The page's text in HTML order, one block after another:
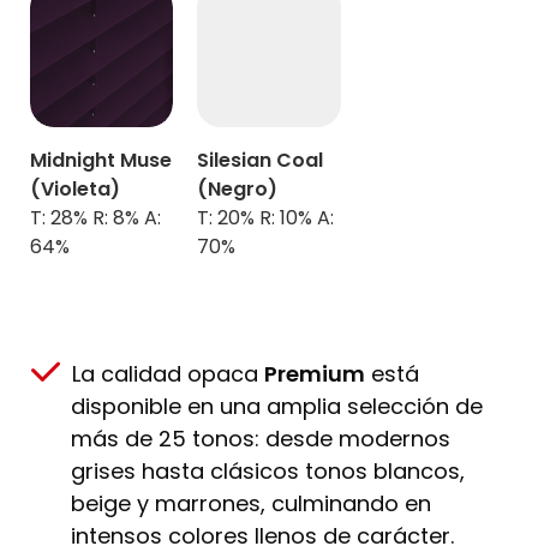
Midnight Muse
(Violeta)
T: 28% R: 8% A:
64%
Silesian Coal
(Negro)
T: 20% R: 10% A:
70%
La calidad opaca Premium está
disponible en una amplia selección de
más de 25 tonos: desde modernos
grises hasta clásicos tonos blancos,
beige y marrones, culminando en
intensos colores llenos de carácter.